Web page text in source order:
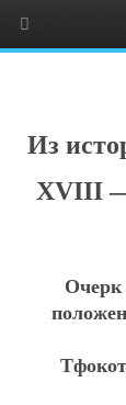
Из
XVIII —
Очерк